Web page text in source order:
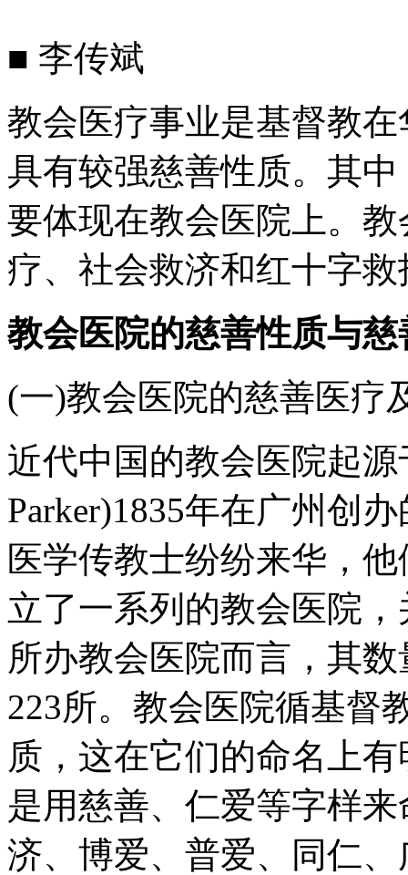
■ 李传斌
教会医疗事业是基督教
具有较强慈善性质。其
要体现在教会医院上。
疗、社会救济和红十字
教会医院的慈善性质与慈
(一)教会医院的慈善医疗
近代中国的教会医院起
Parker)1835年在广州创
医学传教士纷纷来华，
立了一系列的教会医院
所办教会医院而言，其
223所。教会医院循基督
质，这在它们的命名上
是用慈善、仁爱等字样
济、博爱、普爱、同仁